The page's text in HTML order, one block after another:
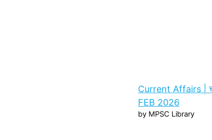
Current Affairs |
FEB 2026
by MPSC Library